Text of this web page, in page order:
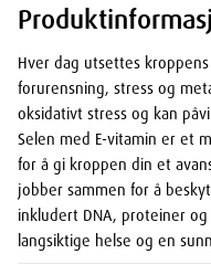
Hver dag utsettes
forurensning, stress og
oksidativt stress og kan
Selen med E-vitamin er et
for å gi kroppen din et
jobber sammen for å
inkludert DNA, proteiner
langsiktige helse og en